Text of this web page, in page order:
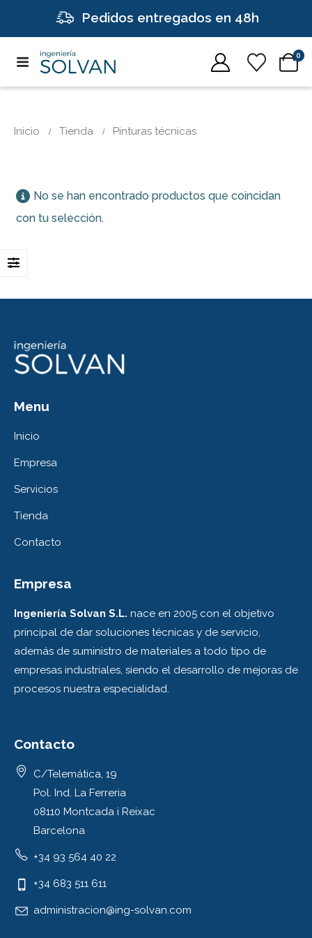
Pedidos entregados en 48h
0
Inicio Tienda Pinturas técnicas
No se han encontrado productos que coincidan
con tu selección.
Menu
Inicio
Empresa
Servicios
Tienda
Contacto
Empresa
Ingeniería Solvan S.L. nace en 2005 con el objetivo
principal de dar soluciones técnicas y de servicio,
además de suministro de materiales a todo tipo de
empresas industriales, siendo el desarrollo de mejoras de
procesos nuestra especialidad.
Contacto
C/Telemática, 19
Pol. Ind. La Ferreria
08110 Montcada i Reixac
Barcelona
+34 93 564 40 22
+34 683 511 611
administracion@ing-solvan.com